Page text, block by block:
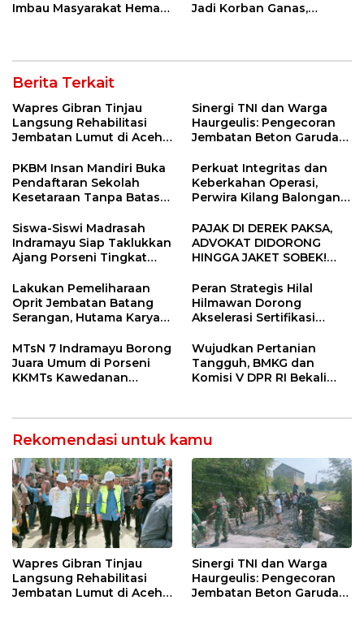
Imbau Masyarakat Hemat
Jadi Korban Ganas,
Berita Terkait
Wapres Gibran Tinjau
Langsung Rehabilitasi
Jembatan Lumut di Aceh
Konektivitas Pulih Cepat
Sinergi TNI dan Warga
Haurgeulis: Pengecoran
Jembatan Beton Garuda
PKBM Insan Mandiri Buka
Pendaftaran Sekolah
Kesetaraan Tanpa Batas
Perkuat Integritas dan
Keberkahan Operasi,
Perwira Kilang Balongan
Siswa-Siswi Madrasah
Indramayu Siap Taklukkan
Ajang Porseni Tingkat
PAJAK DI DEREK PAKSA,
ADVOKAT DIDORONG
HINGGA JAKET SOBEK!
Ngamuk Kepung Polresta
Pekanbaru!
Lakukan Pemeliharaan
Oprit Jembatan Batang
Serangan, Hutama Karya
55 Tol Binjai–Langsa
Peran Strategis Hilal
Hilmawan Dorong
Akselerasi Sertifikasi
Entaskan Kemiskinan di
Indramayu
MTsN 7 Indramayu Borong
Juara Umum di Porseni
KKMTs Kawedanan
Wujudkan Pertanian
Tangguh, BMKG dan
Komisi V DPR RI Bekali
Rekomendasi untuk kamu
Wapres Gibran Tinjau
Langsung Rehabilitasi
Jembatan Lumut di Aceh
Sinergi TNI dan Warga
Haurgeulis: Pengecoran
Jembatan Beton Garuda